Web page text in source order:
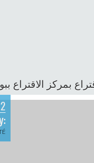
بمركز الاقتراع